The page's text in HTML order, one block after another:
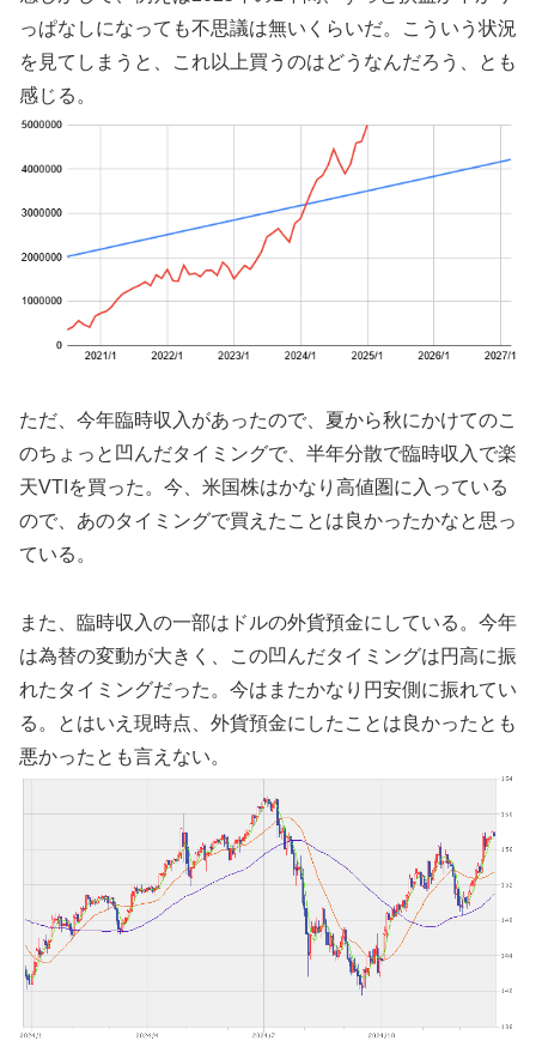
っぱなしになっても不思議は無いくらいだ。こういう状況
を見てしまうと、これ以上買うのはどうなんだろう、とも
感じる。
ただ、今年臨時収入があったので、夏から秋にかけてのこ
のちょっと凹んだタイミングで、半年分散で臨時収入で楽
天VTIを買った。今、米国株はかなり高値圏に入っている
ので、あのタイミングで買えたことは良かったかなと思っ
ている。
また、臨時収入の一部はドルの外貨預金にしている。今年
は為替の変動が大きく、この凹んだタイミングは円高に振
れたタイミングだった。今はまたかなり円安側に振れてい
る。とはいえ現時点、外貨預金にしたことは良かったとも
悪かったとも言えない。